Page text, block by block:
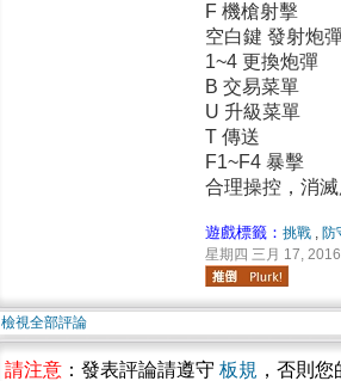
F 機槍射擊
空白鍵 發射炮
1~4 更換炮彈
B 交易菜單
U 升級菜單
T 傳送
F1~F4 暴擊
合理操控，消
遊戲標籤： 挑戰 , 防
星期四 三月 17,
檢視全部評論
請注意 ：發表評論請遵守 板規 ，否則